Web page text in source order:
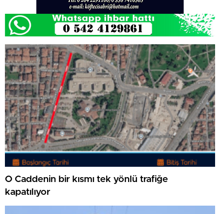
O Caddenin bir kısmı tek yönlü trafiğe
kapatılıyor